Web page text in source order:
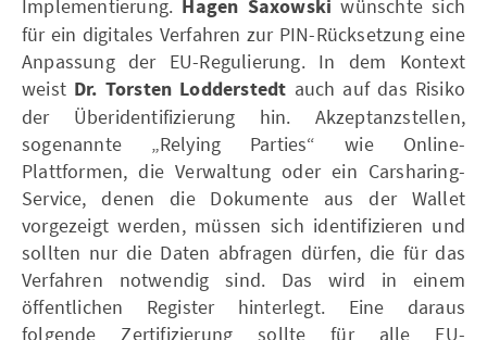
Implementierung. Hagen Saxowski wünschte sich
für ein digitales Verfahren zur PIN-Rücksetzung eine
Anpassung der EU-Regulierung. In dem Kontext
weist Dr. Torsten Lodderstedt auch auf das Risiko
der Überidentifizierung hin. Akzeptanzstellen,
sogenannte „Relying Parties“ wie Online-
Plattformen, die Verwaltung oder ein Carsharing-
Service, denen die Dokumente aus der Wallet
vorgezeigt werden, müssen sich identifizieren und
sollten nur die Daten abfragen dürfen, die für das
Verfahren notwendig sind. Das wird in einem
öffentlichen Register hinterlegt. Eine daraus
folgende Zertifizierung sollte für alle EU-